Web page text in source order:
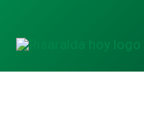
contenido